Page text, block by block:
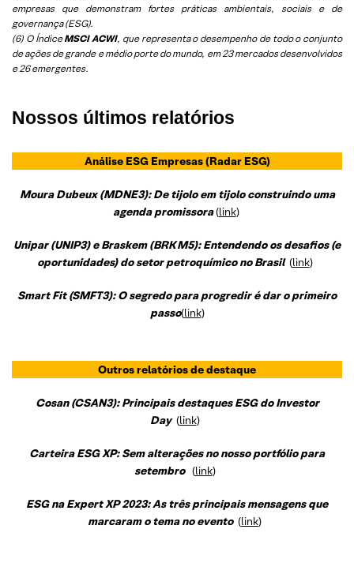
empresas que demonstram fortes práticas ambientais, sociais e de
governança (ESG).
(6) O ÍndiceMSCI ACWI, que representa o desempenho de todo o conjunto
de ações de grande e médio porte do mundo, em 23 mercados desenvolvidos
e 26 emergentes.
Nossos últimos relatórios
Análise ESG Empresas(Radar ESG)
Moura Dubeux (MDNE3): De tijolo em tijolo construindo uma
agenda promissora(link)
Unipar (UNIP3) e Braskem (BRKM5): Entendendo os desafios (e
oportunidades) do setor petroquímico no Brasil (link)
Smart Fit (SMFT3): O segredo para progredir é dar o primeiro
passo(link)
Outros relatórios de destaque
Cosan (CSAN3): Principais destaques ESG do Investor
Day (link)
Carteira ESG XP: Sem alterações no nosso portfólio para
setembro (link)
ESG na Expert XP 2023: As três principais mensagens que
marcaram o tema no evento (link)